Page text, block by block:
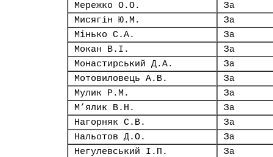
Мережко О.О.
За
Мисягін Ю.М.
За
Мінько С.А.
За
Мокан В.І.
За
Монастирський Д.А.
За
Мотовиловець А.В.
За
Мулик Р.М.
За
М’ялик В.Н.
За
Нагорняк С.В.
За
Нальотов Д.О.
За
Негулевський І.П.
За